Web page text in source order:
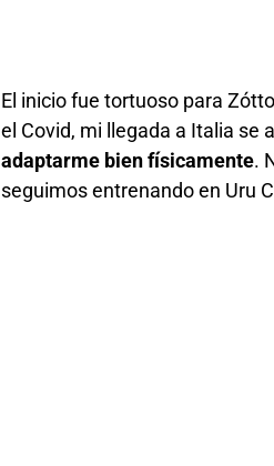
El inicio fue tortuoso para
el Covid, mi llegada a Italia se
adaptarme bien físicamente.
seguimos entrenando en Uru